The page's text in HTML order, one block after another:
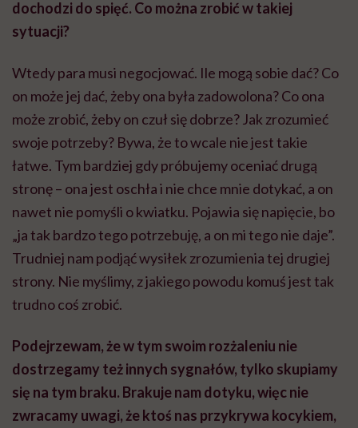
dochodzi do spięć. Co można zrobić w takiej
sytuacji?
Wtedy para musi negocjować. Ile mogą sobie dać? Co
on może jej dać, żeby ona była zadowolona? Co ona
może zrobić, żeby on czuł się dobrze? Jak zrozumieć
swoje potrzeby? Bywa, że to wcale nie jest takie
łatwe. Tym bardziej gdy próbujemy oceniać drugą
stronę – ona jest oschła i nie chce mnie dotykać, a on
nawet nie pomyśli o kwiatku. Pojawia się napięcie, bo
„ja tak bardzo tego potrzebuję, a on mi tego nie daje”.
Trudniej nam podjąć wysiłek zrozumienia tej drugiej
strony. Nie myślimy, z jakiego powodu komuś jest tak
trudno coś zrobić.
Podejrzewam, że w tym swoim rozżaleniu nie
dostrzegamy też innych sygnałów, tylko skupiamy
się na tym braku. Brakuje nam dotyku, więc nie
zwracamy uwagi, że ktoś nas przykrywa kocykiem,